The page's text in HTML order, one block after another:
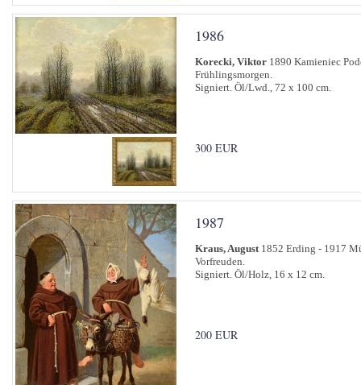
1986
Korecki, Viktor 1890 Kamieniec
Frühlingsmorgen.
Signiert. Öl/Lwd., 72 x 100 cm.
300 EUR
1987
Kraus, August1852 Erding - 1917
Vorfreuden.
Signiert. Öl/Holz, 16 x 12 cm.
200 EUR